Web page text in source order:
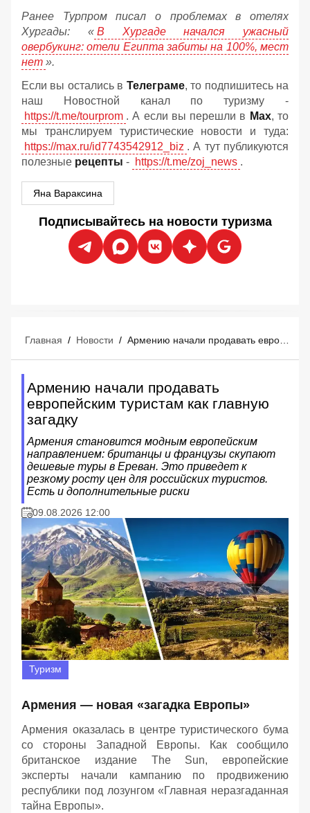
Ранее Турпром писал о проблемах в отелях
Хургады: « В Хургаде начался ужасный
овербукинг: отели Египта забиты на 100%, мест
нет ».
Если вы остались в Телеграме, то подпишитесь на
наш Новостной канал по туризму -
https://t.me/tourprom . А если вы перешли в Мах, то
мы транслируем туристические новости и туда:
https://max.ru/id7743542912_biz . А тут публикуются
полезные рецепты - https://t.me/zoj_news .
Яна Вараксина
Подписывайтесь на новости туризма
Главная / Новости /
Армению начали продавать
европейским туристам как главную
загадку
Армения становится модным европейским
направлением: британцы и французы скупают
дешевые туры в Ереван. Это приведет к
резкому росту цен для российских туристов.
Есть и дополнительные риски
09.08.2026 12:00
Туризм
Армения — новая «загадка Европы»
Армения оказалась в центре туристического бума
со стороны Западной Европы. Как сообщило
британское издание The Sun, европейские
эксперты начали кампанию по продвижению
республики под лозунгом «Главная неразгаданная
тайна Европы».